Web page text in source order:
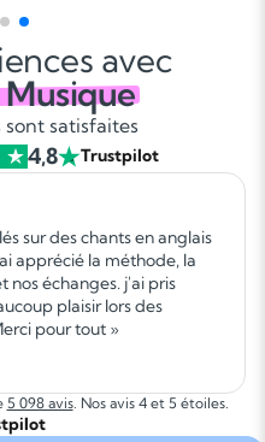
avec
sont satisfaites
4,8 Trustpilot
sur des chants en anglais
apprécié la méthode, la
nos échanges. j'ai pris
lors des
pour tout »
5 098 avis. Nos avis 4 et 5 étoiles.